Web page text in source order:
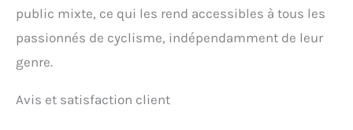
public mixte, ce qui les rend accessibles à tous les
passionnés de cyclisme, indépendamment de leur
genre.
Avis et satisfaction client